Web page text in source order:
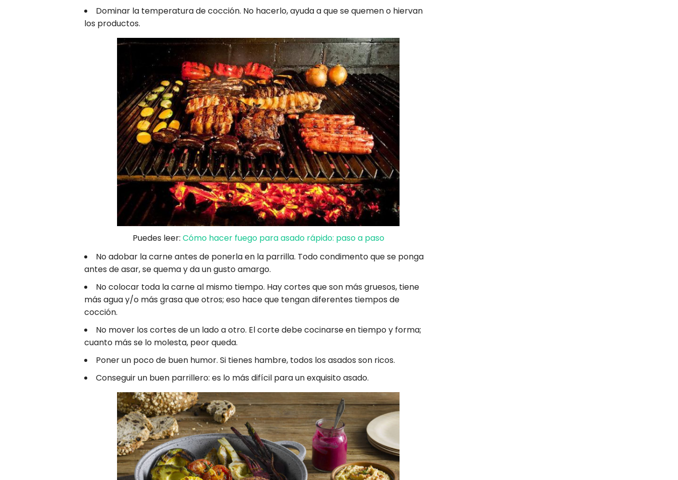
Dominar la temperatura de cocción. No hacerlo, ayuda a que se quemen o hiervan
los productos.
Puedes leer: Cómo hacer fuego para asado rápido: paso a paso
No adobar la carne antes de ponerla en la parrilla. Todo condimento que se ponga
antes de asar, se quema y da un gusto amargo.
No colocar toda la carne al mismo tiempo. Hay cortes que son más gruesos, tiene
más agua y/o más grasa que otros; eso hace que tengan diferentes tiempos de
cocción.
No mover los cortes de un lado a otro. El corte debe cocinarse en tiempo y forma;
cuanto más se lo molesta, peor queda.
Poner un poco de buen humor. Si tienes hambre, todos los asados son ricos.
Conseguir un buen parrillero: es lo más difícil para un exquisito asado.